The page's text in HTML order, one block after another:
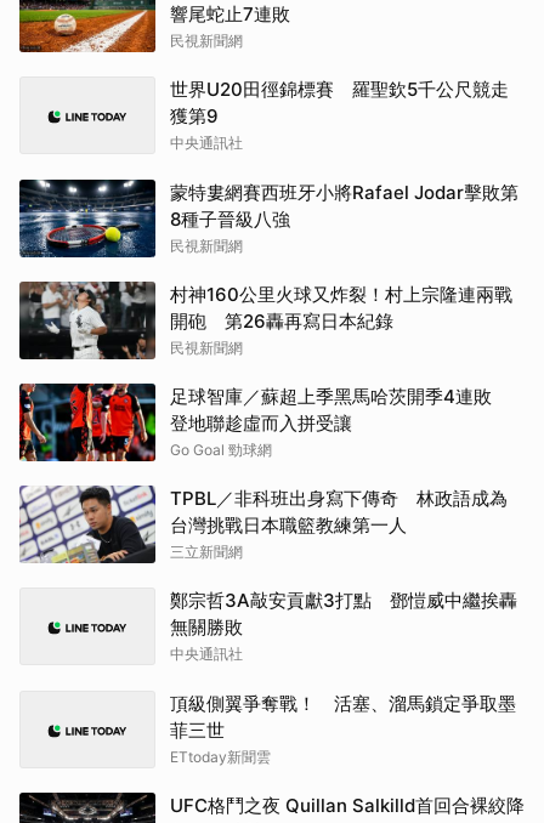
響尾蛇止7連敗
民視新聞網
世界U20田徑錦標賽 羅聖欽5千公尺競走
獲第9
中央通訊社
蒙特婁網賽西班牙小將Rafael Jodar擊敗第
8種子晉級八強
民視新聞網
村神160公里火球又炸裂！村上宗隆連兩戰
開砲 第26轟再寫日本紀錄
民視新聞網
足球智庫／蘇超上季黑馬哈茨開季4連敗
登地聯趁虛而入拼受讓
Go Goal 勁球網
TPBL／非科班出身寫下傳奇 林政語成為
台灣挑戰日本職籃教練第一人
三立新聞網
鄭宗哲3A敲安貢獻3打點 鄧愷威中繼挨轟
無關勝敗
中央通訊社
頂級側翼爭奪戰！ 活塞、溜馬鎖定爭取墨
菲三世
ETtoday新聞雲
UFC格鬥之夜 Quillan Salkilld首回合裸絞降